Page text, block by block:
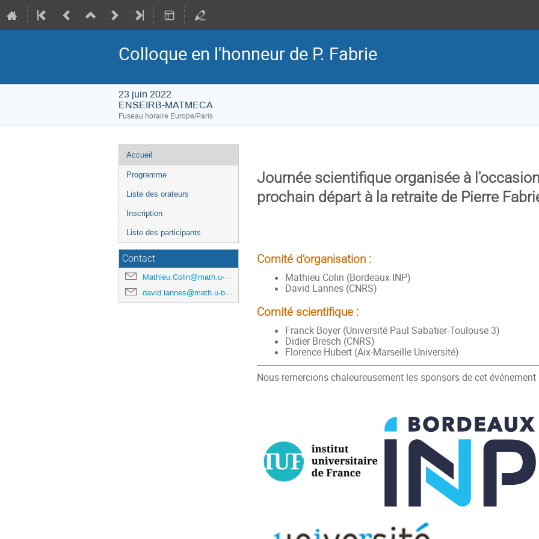
Colloque en l'honneur de P. Fabrie
23 juin 2022
ENSEIRB-MATMECA
Fuseau horaire Europe/Paris
Menu
de
l'événement
Accueil
Programme
Liste des orateurs
Inscription
Liste des participants
Contact
Mathieu.Colin@math.u-bordeaux.fr
david.lannes@math.u-bordeaux.fr
Journée scientifique organisée à
prochain départ à la retraite de Pierre
Comité d'organisation :
Mathieu Colin (Bordeaux INP)
David Lannes (CNRS)
Comité scientifique :
Franck Boyer (Université Paul Sabatier-Toulouse 3)
Didier Bresch (CNRS)
Florence Hubert (Aix-Marseille Université)
Nous remercions chaleureusement les sponsors de cet événement